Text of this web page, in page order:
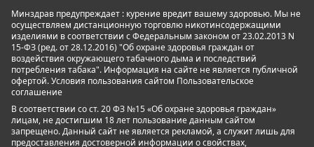
Минздрав предупреждает : курение вредит вашему здоровью. Мы не
осуществляем дистанционную торговлю никотинсодержащими
изделиями в соответствии с Федеральным законом от 23.02.2013 N
15-ФЗ (ред. от 28.12.2016) "Об охране здоровья граждан от
воздействия окружающего табачного дыма и последствий
потребления табака". Информация на сайте не является публичной
офертой. Условия пользования сайтом Пользовательское
соглашение
В соответствии со ст. 20 ФЗ №15 «Об охране здоровья граждан»
лицам, не достигшим 18 лет пользование данным сайтом
запрещено. Данный сайт не является рекламой, а служит лишь для
предоставления достоверной информации о свойствах,